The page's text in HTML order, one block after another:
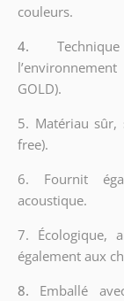
couleurs.
4.
GOLD).
5. Matériau sûr,
free).
6. Fournit
acoustique.
7. Écologique,
également aux
8. Emballé